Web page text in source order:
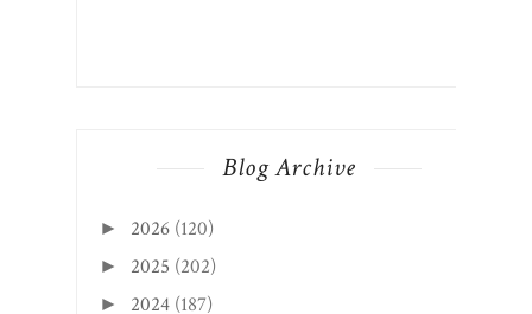
Blog Archive
► 2026 (120)
► 2025 (202)
► 2024 (187)